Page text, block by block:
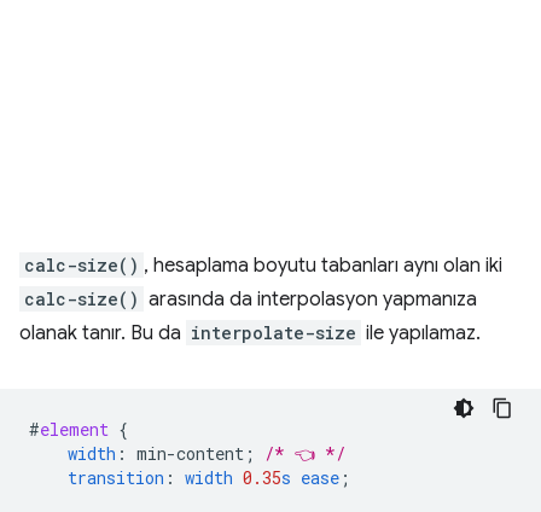
calc-size() , hesaplama boyutu tabanları aynı olan iki
calc-size() arasında da interpolasyon yapmanıza
olanak tanır. Bu da interpolate-size ile yapılamaz.
#element {
width : min-content ;
/* 👈 */
transition : width 0.35s ease ;